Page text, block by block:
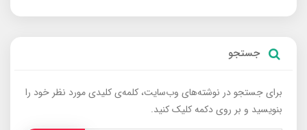
جستجو
برای جستجو در نوشته‌های وب‌سایت، کلمه‌ی کلیدی مورد نظر خود را
بنویسید و بر روی دکمه کلیک کنید.